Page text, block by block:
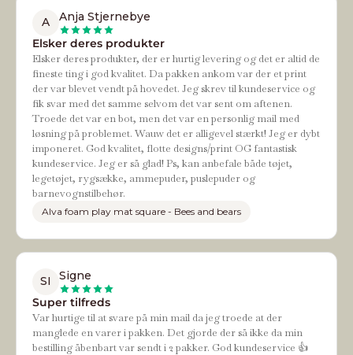
A
Anja Stjernebye
Elsker deres produkter
Elsker deres produkter, der er hurtig levering og det er altid de
fineste ting i god kvalitet. Da pakken ankom var der et print
der var blevet vendt på hovedet. Jeg skrev til kundeservice og
fik svar med det samme selvom det var sent om aftenen.
Troede det var en bot, men det var en personlig mail med
løsning på problemet. Wauw det er alligevel stærkt! Jeg er dybt
imponeret. God kvalitet, flotte designs/print OG fantastisk
kundeservice. Jeg er så glad! Ps, kan anbefale både tøjet,
legetøjet, rygsække, ammepuder, puslepuder og
barnevognstilbehør.
Alva foam play mat square - Bees and bears
SI
Signe
Super tilfreds
Var hurtige til at svare på min mail da jeg troede at der
manglede en varer i pakken. Det gjorde der så ikke da min
bestilling åbenbart var sendt i 2 pakker. God kundeservice 👍